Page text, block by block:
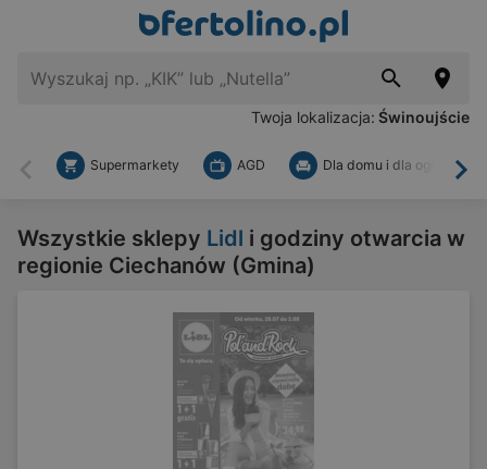
Twoja lokalizacja: Świnoujście
Wstecz
Supermarkety AGD Dla domu i dla ogrodu
Wszystkie sklepy Lidl i godziny otwarcia w
regionie Ciechanów (Gmina)